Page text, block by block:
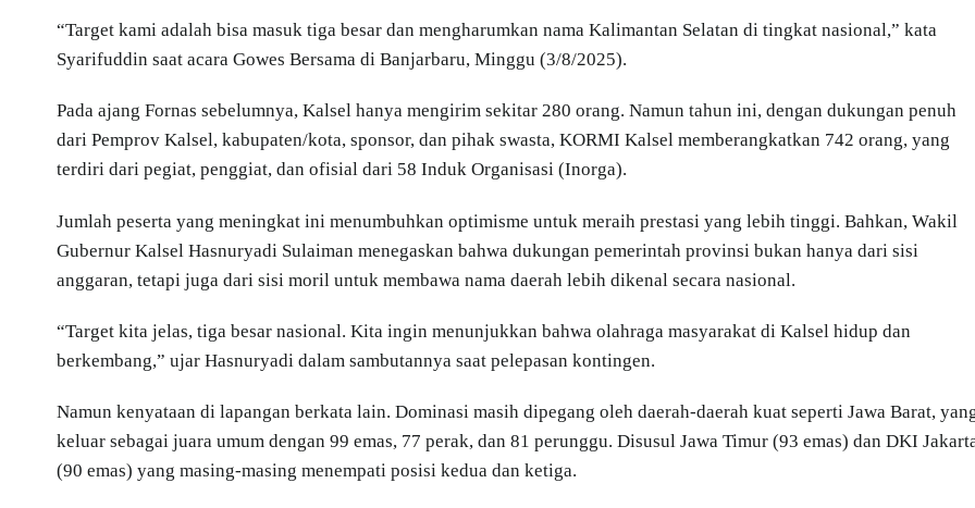
“Target kami adalah bisa masuk tiga besar dan mengharumkan nama Kalimantan Selatan di tingkat nasional,” kata
Syarifuddin saat acara Gowes Bersama di Banjarbaru, Minggu (3/8/2025).
Pada ajang Fornas sebelumnya, Kalsel hanya mengirim sekitar 280 orang. Namun tahun ini, dengan dukungan penuh
dari Pemprov Kalsel, kabupaten/kota, sponsor, dan pihak swasta, KORMI Kalsel memberangkatkan 742 orang, yang
terdiri dari pegiat, penggiat, dan ofisial dari 58 Induk Organisasi (Inorga).
Jumlah peserta yang meningkat ini menumbuhkan optimisme untuk meraih prestasi yang lebih tinggi. Bahkan, Wakil
Gubernur Kalsel Hasnuryadi Sulaiman menegaskan bahwa dukungan pemerintah provinsi bukan hanya dari sisi
anggaran, tetapi juga dari sisi moril untuk membawa nama daerah lebih dikenal secara nasional.
“Target kita jelas, tiga besar nasional. Kita ingin menunjukkan bahwa olahraga masyarakat di Kalsel hidup dan
berkembang,” ujar Hasnuryadi dalam sambutannya saat pelepasan kontingen.
Namun kenyataan di lapangan berkata lain. Dominasi masih dipegang oleh daerah-daerah kuat seperti Jawa Barat,
keluar sebagai juara umum dengan 99 emas, 77 perak, dan 81 perunggu. Disusul Jawa Timur (93 emas) dan DKI
(90 emas) yang masing-masing menempati posisi kedua dan ketiga.